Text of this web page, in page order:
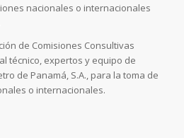
nacionales o internacionales
de Comisiones Consultivas
técnico, expertos y equipo de
de Panamá, S.A., para la toma de
o internacionales.